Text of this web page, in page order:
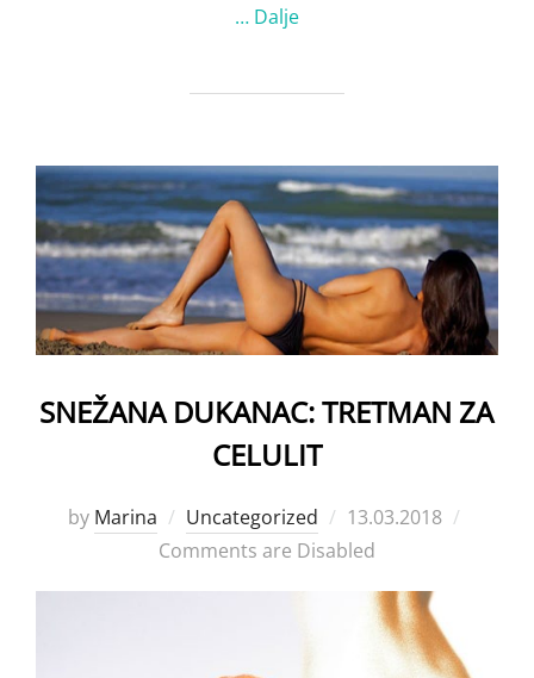
… Dalje
SNEŽANA DUKANAC: TRETMAN ZA
CELULIT
by Marina Uncategorized
Posted
on
13.03.2018
Comments are Disabled